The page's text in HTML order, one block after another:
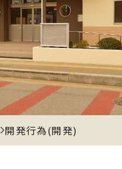
開発行為(開発)